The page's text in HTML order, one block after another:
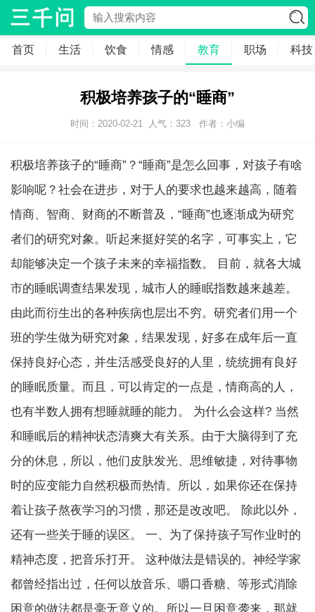
首页 生活 饮食 情感 教育 职场 科技
积极培养孩子的“睡商”
时间：2020-02-21 人气： 323 作者：小编
积极培养孩子的“睡商”？“睡商”是怎么回事，对孩子有啥
影响呢？社会在进步，对于人的要求也越来越高，随着
情商、智商、财商的不断普及，“睡商”也逐渐成为研究
者们的研究对象。听起来挺好笑的名字，可事实上，它
却能够决定一个孩子未来的幸福指数。 目前，就各大城
市的睡眠调查结果发现，城市人的睡眠指数越来越差。
由此而衍生出的各种疾病也层出不穷。研究者们用一个
班的学生做为研究对象，结果发现，好多在成年后一直
保持良好心态，并生活感受良好的人里，统统拥有良好
的睡眠质量。而且，可以肯定的一点是，情商高的人，
也有半数人拥有想睡就睡的能力。 为什么会这样? 当然
和睡眠后的精神状态清爽大有关系。由于大脑得到了充
分的休息，所以，他们皮肤发光、思维敏捷，对待事物
时的应变能力自然积极而热情。所以，如果你还在保持
着让孩子熬夜学习的习惯，那还是改改吧。 除此以外，
还有一些关于睡的误区。 一、为了保持孩子写作业时的
精神态度，把音乐打开。 这种做法是错误的。神经学家
都曾经指出过，任何以放音乐、嚼口香糖、等形式消除
困意的做法都是毫无意义的。所以一旦困意袭来，那就